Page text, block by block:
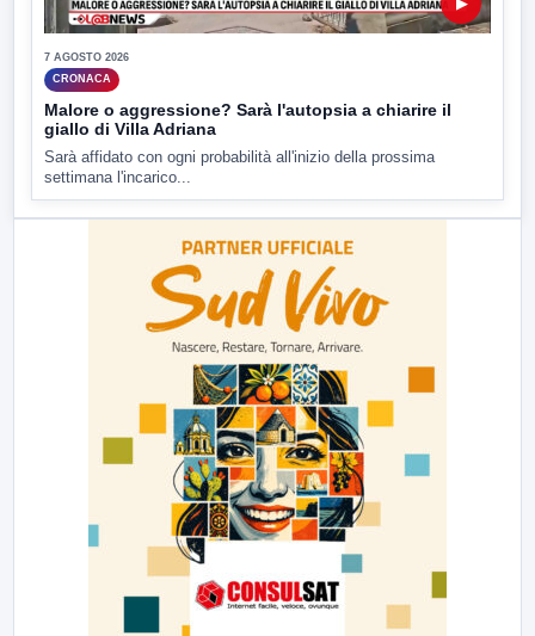
7 AGOSTO 2026
CRONACA
Malore o aggressione? Sarà l'autopsia a chiarire il
giallo di Villa Adriana
Sarà affidato con ogni probabilità all'inizio della prossima
settimana l'incarico...